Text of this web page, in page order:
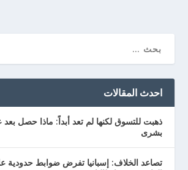
احدث المقالات
ذهبت للتسوق لكنها لم تعد أبداً: ماذا حصل
بشرى
تصاعد الخلاف: إسبانيا تفرض ضوابط حدودية